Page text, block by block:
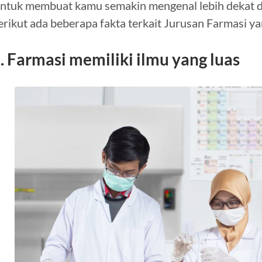
membuat kamu semakin mengenal lebih dekat
ada beberapa fakta terkait Jurusan Farmasi
Farmasi memiliki ilmu yang luas